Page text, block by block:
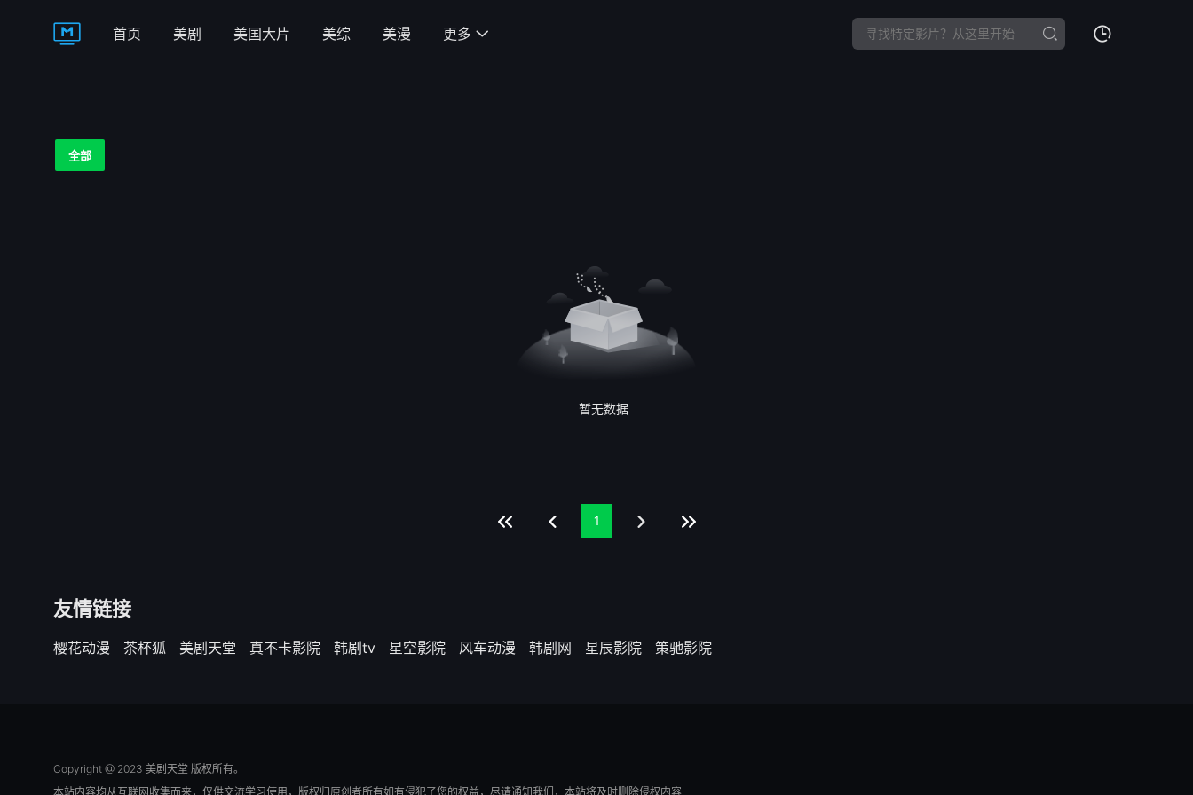
首页 美剧 美国大片 美综 美漫 更多 
全部
暂无数据
1
友情链接
樱花动漫 茶杯狐 美剧天堂 真不卡影院 韩剧tv 星空影院 风车动漫 韩剧网 星辰影院 策驰影院
Copyright @ 2023 美剧天堂 版权所有。
本站内容均从互联网收集而来，仅供交流学习使用，版权归原创者所有如有侵犯了您的权益，尽请通知我们，本站将及时删除侵权内容